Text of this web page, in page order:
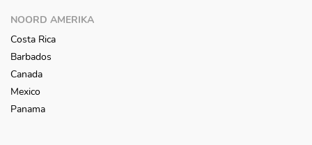
NOORD AMERIKA
Costa Rica
Barbados
Canada
Mexico
Panama